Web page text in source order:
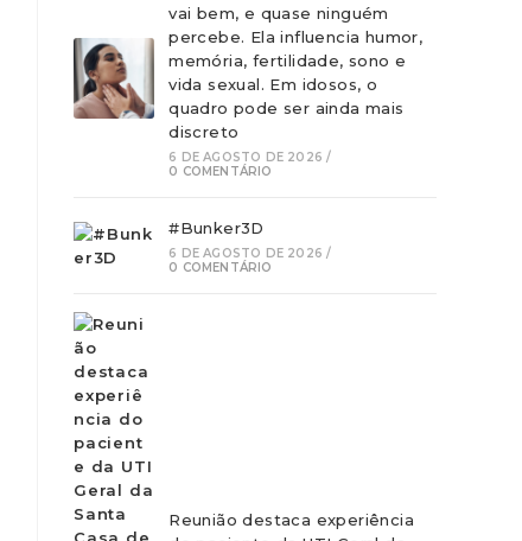
vai bem, e quase ninguém
percebe. Ela influencia humor,
memória, fertilidade, sono e
vida sexual. Em idosos, o
quadro pode ser ainda mais
discreto
6 DE AGOSTO DE 2026 /
0 COMENTÁRIO
#Bunker3D
6 DE AGOSTO DE 2026 /
0 COMENTÁRIO
Reunião destaca experiência